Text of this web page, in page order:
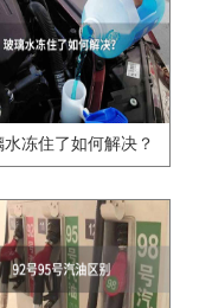
水冻住了如何解决？